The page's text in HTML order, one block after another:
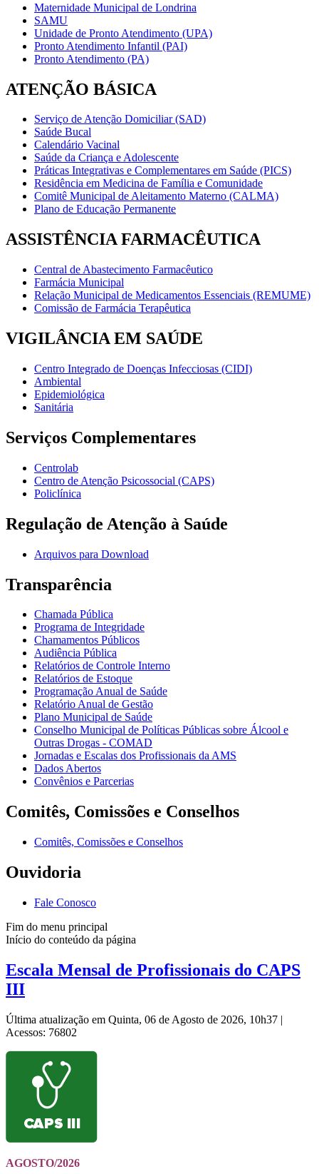
Maternidade Municipal de Londrina
SAMU
Unidade de Pronto Atendimento (UPA)
Pronto Atendimento Infantil (PAI)
Pronto Atendimento (PA)
ATENÇÃO BÁSICA
Serviço de Atenção Domiciliar (SAD)
Saúde Bucal
Calendário Vacinal
Saúde da Criança e Adolescente
Práticas Integrativas e Complementares em Saúde (PICS)
Residência em Medicina de Família e Comunidade
Comitê Municipal de Aleitamento Materno (CALMA)
Plano de Educação Permanente
ASSISTÊNCIA FARMACÊUTICA
Central de Abastecimento Farmacêutico
Farmácia Municipal
Relação Municipal de Medicamentos Essenciais (REMUME)
Comissão de Farmácia Terapêutica
VIGILÂNCIA EM SAÚDE
Centro Integrado de Doenças Infecciosas (CIDI)
Ambiental
Epidemiológica
Sanitária
Serviços Complementares
Centrolab
Centro de Atenção Psicossocial (CAPS)
Policlínica
Regulação de Atenção à Saúde
Arquivos para Download
Transparência
Chamada Pública
Programa de Integridade
Chamamentos Públicos
Audiência Pública
Relatórios de Controle Interno
Relatórios de Estoque
Programação Anual de Saúde
Relatório Anual de Gestão
Plano Municipal de Saúde
Conselho Municipal de Políticas Públicas sobre Álcool e
Outras Drogas - COMAD
Jornadas e Escalas dos Profissionais da AMS
Dados Abertos
Convênios e Parcerias
Comitês, Comissões e Conselhos
Comitês, Comissões e Conselhos
Ouvidoria
Fale Conosco
Fim do menu principal
Início do conteúdo da página
Escala Mensal de Profissionais do CAPS
III
Última atualização em Quinta, 06 de Agosto de 2026, 10h37 |
Acessos: 76802
AGOSTO/2026